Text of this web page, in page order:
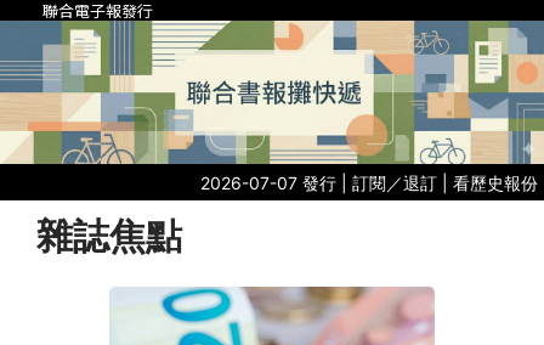
聯合電子報發行
2026-07-07 發行 | 訂閱／退訂 看歷史報份
雜誌焦點